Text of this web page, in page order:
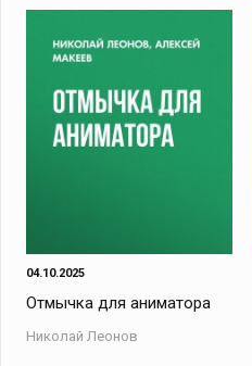
04.10.2025
Отмычка для аниматора
Николай Леонов